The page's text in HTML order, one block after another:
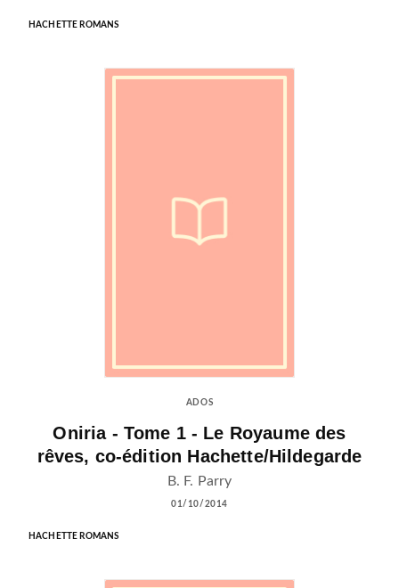
HACHETTE ROMANS
ADOS
Oniria - Tome 1 - Le Royaume des
rêves, co-édition Hachette/Hildegarde
B. F. Parry
01/10/2014
HACHETTE ROMANS